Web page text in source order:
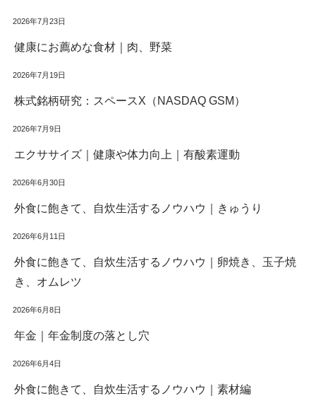
2026年7月23日
健康にお薦めな食材｜肉、野菜
2026年7月19日
株式銘柄研究：スペースX（NASDAQ GSM）
2026年7月9日
エクササイズ｜健康や体力向上｜有酸素運動
2026年6月30日
外食に飽きて、自炊生活するノウハウ｜きゅうり
2026年6月11日
外食に飽きて、自炊生活するノウハウ｜卵焼き、玉子焼
き、オムレツ
2026年6月8日
年金｜年金制度の落とし穴
2026年6月4日
外食に飽きて、自炊生活するノウハウ｜素材編